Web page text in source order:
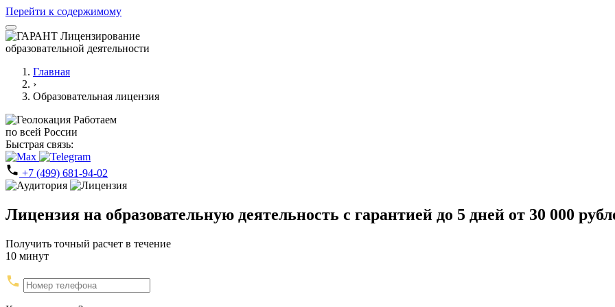
Перейти к содержимому
Лицензирование
образовательной деятельности
Главная
›
Образовательная лицензия
Работаем
по всей России
Быстрая связь:
+7 (499) 681-94-02
Лицензия на образовательную деятельность с гарантией до 5 дней от 30 000
Получить точный расчет в течение
10 минут